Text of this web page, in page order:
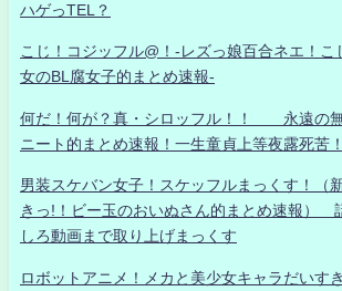
ハゲっTEL？
こじ！コジッフル@！-レズっ娘百合ネエ！こ
女のBL腐女子的まとめ速報-
何だ！何が？真・シロッフル！！ 永遠の
ニート的まとめ速報！一生童貞上等夜露死苦！
男装スケバン女子！スケッフルまっくす！（
きっ!！ビー玉のおいぬさん的まとめ速報）
しろ動画まで取り上げまっくす
ロボットアニメ！メカと美少女キャラだいす